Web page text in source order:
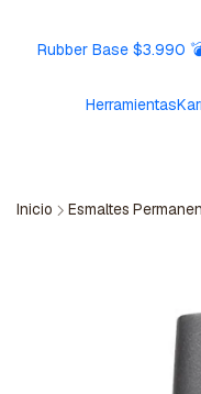
Rubber Base $3.990
Herramientas
Inicio Esmaltes